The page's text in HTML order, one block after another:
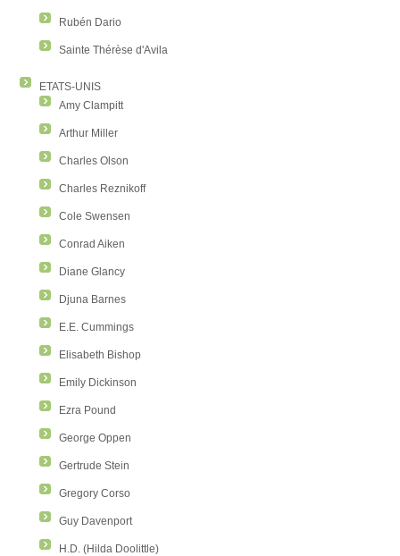
Rubén Dario
Sainte Thérèse d'Avila
ETATS-UNIS
Amy Clampitt
Arthur Miller
Charles Olson
Charles Reznikoff
Cole Swensen
Conrad Aiken
Diane Glancy
Djuna Barnes
E.E. Cummings
Elisabeth Bishop
Emily Dickinson
Ezra Pound
George Oppen
Gertrude Stein
Gregory Corso
Guy Davenport
H.D. (Hilda Doolittle)